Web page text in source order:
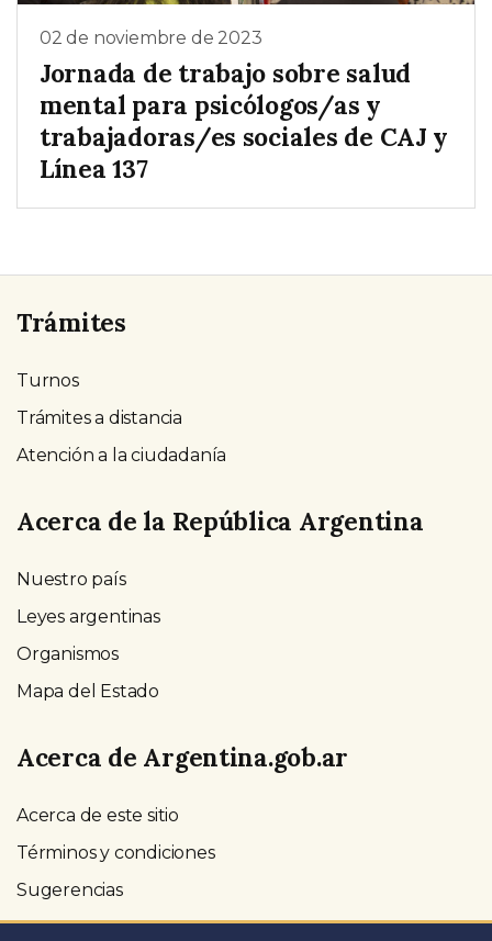
02 de noviembre de 2023
Jornada de trabajo sobre salud
mental para psicólogos/as y
trabajadoras/es sociales de CAJ y
Línea 137
Trámites
Turnos
Trámites a distancia
Atención a la ciudadanía
Acerca de la República Argentina
Nuestro país
Leyes argentinas
Organismos
Mapa del Estado
Acerca de Argentina.gob.ar
Acerca de este sitio
Términos y condiciones
Sugerencias